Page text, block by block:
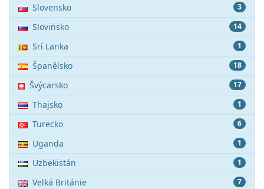
3
Slovensko
14
Slovinsko
1
Srí Lanka
18
Španělsko
17
Švýcarsko
1
Thajsko
6
Turecko
1
Uganda
1
Uzbekistán
7
Velká Británie